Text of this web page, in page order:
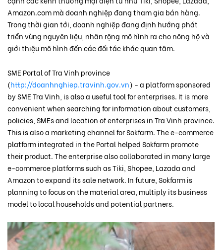
Amazon.com mà doanh nghiệp đang tham gia bán hàng.
Trong thời gian tới, doanh nghiệp đang định hướng phát
triển vùng nguyên liệu, nhân rộng mô hình ra cho nông hộ và
giới thiệu mô hình đến các đối tác khác quan tâm.
SME Portal of Tra Vinh province
(http://doanhnghiep.travinh.gov.vn) - a platform sponsored
by SME Tra Vinh, is also a useful tool for enterprises. It is more
convenient when searching for information about customers,
policies, SMEs and location of enterprises in Tra Vinh province.
This is also a marketing channel for Sokfarm. The e-commerce
platform integrated in the Portal helped Sokfarm promote
their product. The enterprise also collaborated in many large
e-commerce platforms such as Tiki, Shopee, Lazada and
Amazon to expand its sale network. In future, Sokfarm is
planning to focus on the material area, multiply its business
model to local households and potential partners.